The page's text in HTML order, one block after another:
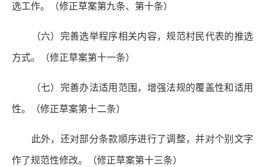
选工作。（修正草案第九条、第十条）
（六）完善选举程序相关内容，规范村民代表的推选
方式。 （修正草案第十一条）
（七）完善办法适用范围，增强法规的覆盖性和适用
性。 （修正草案第十二条）
此外，还对部分条款顺序进行了调整，并对个别文字
作了规范性修改。（修正草案第十三条）